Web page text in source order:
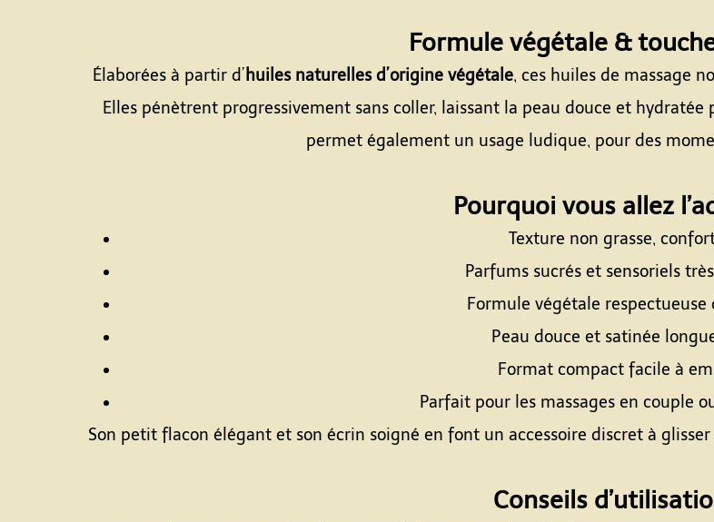
Formule végétale &
Élaborées à partir d’ huiles naturelles d’origine végétale, ces huiles de massage
Elles pénètrent progressivement sans coller, laissant la peau douce et
permet également un usage ludique, pour des
Pourquoi vous allez
Texture non grasse,
Parfums sucrés et sensoriels
Formule végétale respectueuse
Peau douce et satinée
Format compact facile à
Parfait pour les massages en couple
Son petit flacon élégant et son écrin soigné en font un accessoire discret à
Conseils